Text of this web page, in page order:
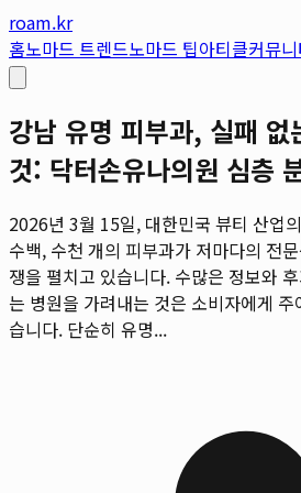
roam.kr
홈노마드 트렌드노마드 팁아티클커뮤니
강남 유명 피부과, 실패 없
것: 닥터손유나의원 심층
2026년 3월 15일, 대한민국 뷰티 산업
수백, 수천 개의 피부과가 저마다의 전
쟁을 펼치고 있습니다. 수많은 정보와
는 병원을 가려내는 것은 소비자에게
습니다. 단순히 유명...